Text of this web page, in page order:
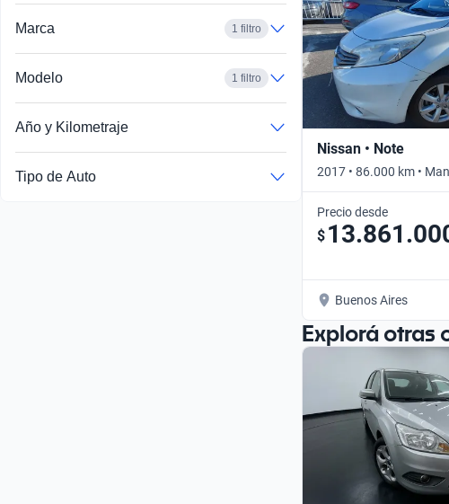
Buscá por año
Marca 1 filtro
Modelo 1 filtro
Año y Kilometraje
Tipo de Auto
Nissan • Note
2017 • 86.000 km •
Precio desde
$
Buenos Aires
Explorá otras